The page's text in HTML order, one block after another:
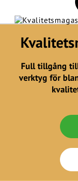
Full tillgång
verktyg för